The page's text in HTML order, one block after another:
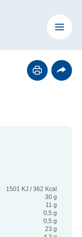
1501 KJ / 362 Kcal
30 g
11 g
0,5 g
0,5 g
23 g